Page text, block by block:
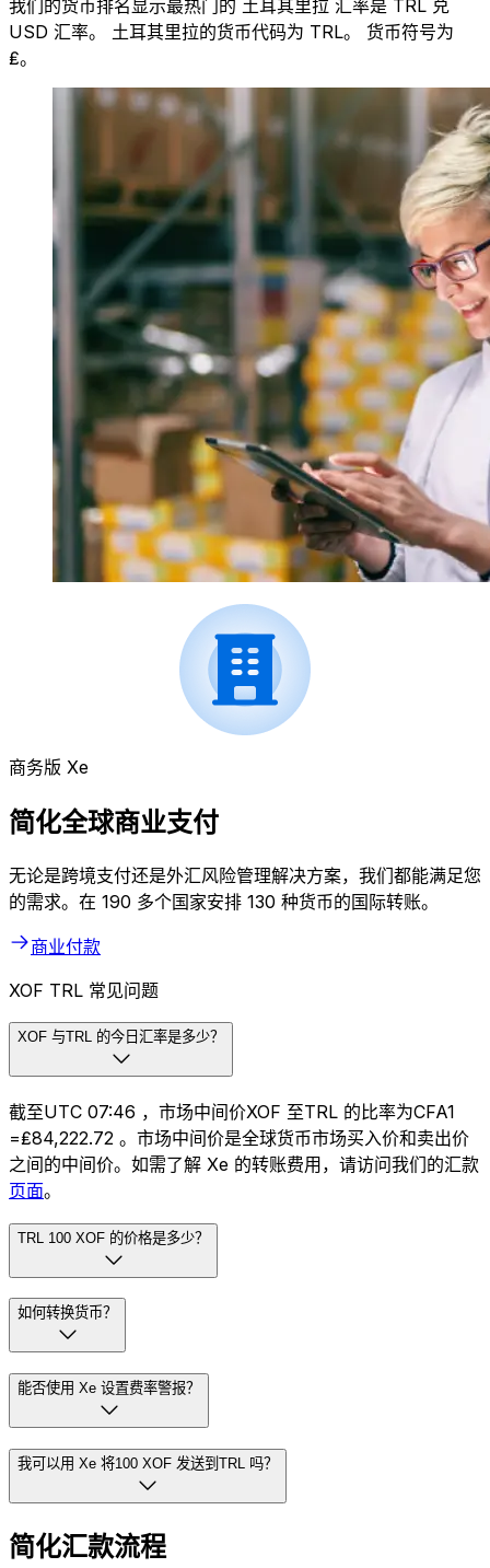
我们的货币排名显示最热门的 土耳其里拉 汇率是 TRL 兑
USD 汇率。 土耳其里拉的货币代码为 TRL。 货币符号为
₤。
商务版 Xe
简化全球商业支付
无论是跨境支付还是外汇风险管理解决方案，我们都能满足您
的需求。在 190 多个国家安排 130 种货币的国际转账。
商业付款
XOF TRL 常见问题
XOF 与TRL 的今日汇率是多少？
截至UTC 07:46 ，市场中间价XOF 至TRL 的比率为CFA1
=₤84,222.72 。市场中间价是全球货币市场买入价和卖出价
之间的中间价。如需了解 Xe 的转账费用，请访问我们的汇款
页面。
TRL 100 XOF 的价格是多少？
如何转换货币？
能否使用 Xe 设置费率警报？
我可以用 Xe 将100 XOF 发送到TRL 吗？
简化汇款流程